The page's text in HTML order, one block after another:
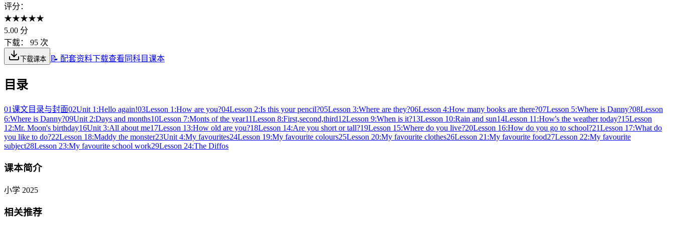
评分：
★★★★★
5.00 分
下载：
95 次
下载课本 📝 配套资料下载查看同科目课本
目录
01课文目录与封面02Unit 1:Hello again!03Lesson 1:How are you?04Lesson 2:Is this your pencil?05Lesson 3:Where are they?06Lesson 4:How many books are there?07Lesson 5:Where is Danny?08Lesson
6:Where is Danny?09Unit 2:Days and months10Lesson 7:Monts of the year11Lesson 8:First,second,third12Lesson 9:When is it?13Lesson 10:Rain and sun14Lesson 11:How's the weather today?15Lesson
12:Mr. Moon's birthday16Unit 3:All about me17Lesson 13:How old are you?18Lesson 14:Are you short or tall?19Lesson 15:Where do you live?20Lesson 16:How do you go to school?21Lesson 17:What do
you like to do?22Lesson 18:Maddy the monster23Unit 4:My favourites24Lesson 19:My favourite colours25Lesson 20:My favourite clothes26Lesson 21:My favourite food27Lesson 22:My favourite
subject28Lesson 23:My favourite school work29Lesson 24:The Diffos
课本简介
小学 2025
相关推荐